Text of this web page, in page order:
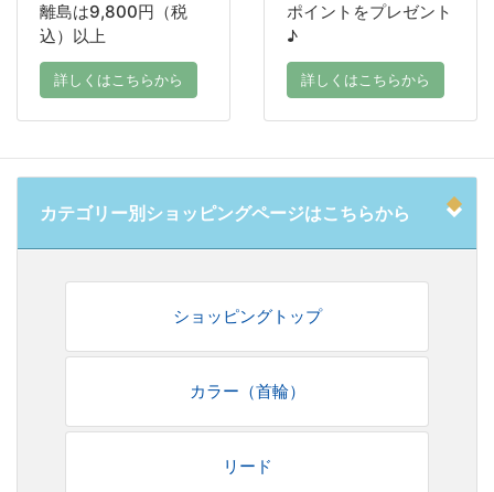
離島は9,800円（税
込）以上
詳しくはこちらから
ポイントをプレゼント
♪
詳しくはこちらから
カテゴリー別ショッピングページはこちらから
ショッピングトップ
カラー（首輪）
リード